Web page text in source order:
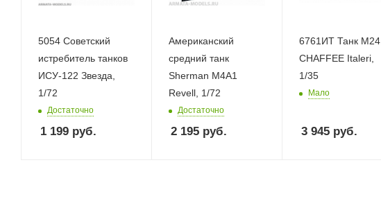
5054 Советский
истребитель танков
ИСУ-122 Звезда,
1/72
Достаточно
1 199 руб.
Американский
средний танк
Sherman M4A1
Revell, 1/72
Достаточно
2 195руб.
6761ИТ Танк M24
CHAFFEE Italeri,
1/35
Мало
3 945руб.